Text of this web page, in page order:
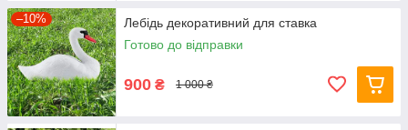
–10%
Лебідь декоративний для ставка
Готово до відправки
900 ₴ 1 000 ₴